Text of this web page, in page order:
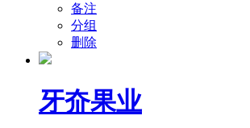
备注
分组
删除
牙夼果业